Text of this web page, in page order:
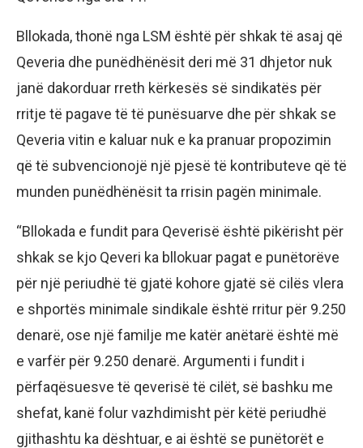
Bllokada, thonë nga LSM është për shkak të asaj që
Qeveria dhe punëdhënësit deri më 31 dhjetor nuk
janë dakorduar rreth kërkesës së sindikatës për
rritje të pagave të të punësuarve dhe për shkak se
Qeveria vitin e kaluar nuk e ka pranuar propozimin
që të subvencionojë një pjesë të kontributeve që të
munden punëdhënësit ta rrisin pagën minimale.
“Bllokada e fundit para Qeverisë është pikërisht për
shkak se kjo Qeveri ka bllokuar pagat e punëtorëve
për një periudhë të gjatë kohore gjatë së cilës vlera
e shportës minimale sindikale është rritur për 9.250
denarë, ose një familje me katër anëtarë është më
e varfër për 9.250 denarë. Argumenti i fundit i
përfaqësuesve të qeverisë të cilët, së bashku me
shefat, kanë folur vazhdimisht për këtë periudhë
gjithashtu ka dështuar, e ai është se punëtorët e